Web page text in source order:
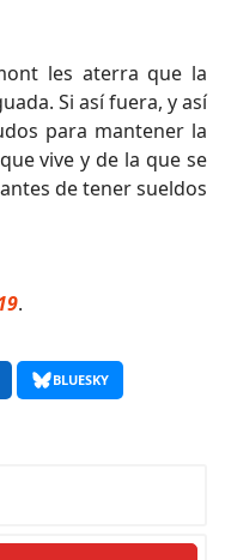
les aterra que la
Si así fuera, y así
para mantener la
vive y de la que se
de tener sueldos
.
BLUESKY